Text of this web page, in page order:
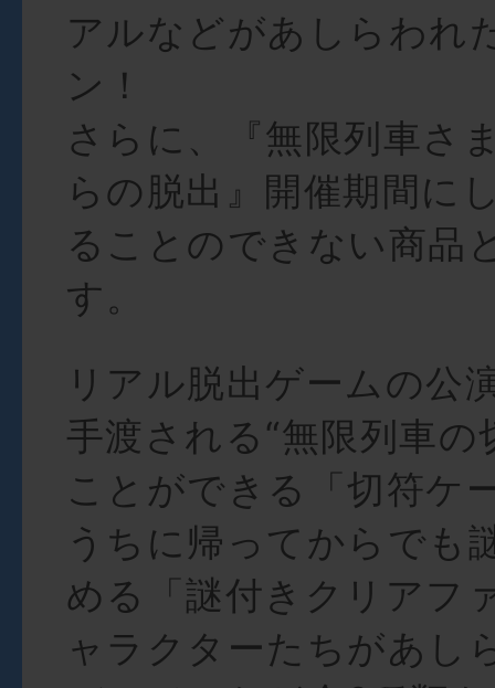
アルなどがあしらわれ
ン！
さらに、『無限列車さ
らの脱出』開催期間に
ることのできない商品
す。
リアル脱出ゲームの公
手渡される“無限列車の
ことができる「切符ケ
うちに帰ってからでも
める「謎付きクリアフ
ャラクターたちがあし